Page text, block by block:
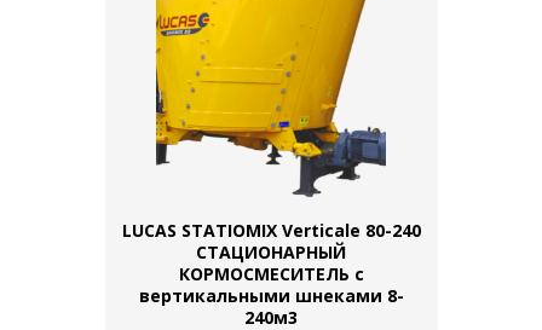
LUCAS STATIOMIX Verticale 80-240
СТАЦИОНАРНЫЙ
КОРМОСМЕСИТЕЛЬ с
вертикальными шнеками 8-
240м3